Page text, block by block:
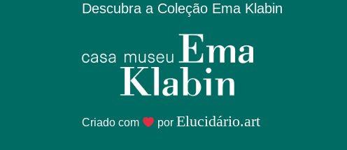
Descubra a Coleção Ema Klabin
Criado com por Elucidário.art